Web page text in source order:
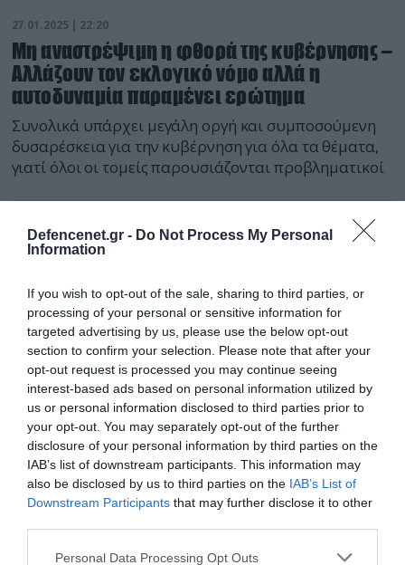
Defencenet.gr - Do Not Process My Personal
Information
If you wish to opt-out of the sale, sharing to third parties, or
processing of your personal or sensitive information for
targeted advertising by us, please use the below opt-out
section to confirm your selection. Please note that after your
opt-out request is processed you may continue seeing
interest-based ads based on personal information utilized by
us or personal information disclosed to third parties prior to
your opt-out. You may separately opt-out of the further
disclosure of your personal information by third parties on the
IAB’s list of downstream participants. This information may
also be disclosed by us to third parties on the IAB’s List of
Downstream Participants that may further disclose it to other
Please note that this website/app uses one or more Google
Personal Data Processing Opt Outs
27.01.2025 | 22:20
Μη αναστρέψιμη η φθορά της κυβέρνησης –
Αλλάζουν τον εκλογικό νόμο αλλά η
αυτοδυναμία παραμένει ερώτημα
Συνολικά υπάρχει μεγάλη οργή και συμποσούμενη
δυσαρέσκεια για την κυβέρνηση για όλα τα θέματα,
γιατί όλοι οι τομείς παρουσιάζονται προβληματικοί
23.12.2024 | 15:16
Παράνομος μετανάστης έκαψε ζωντανή
γυναίκα μέσα σε συρμό του μετρό της Νέας
Υόρκης